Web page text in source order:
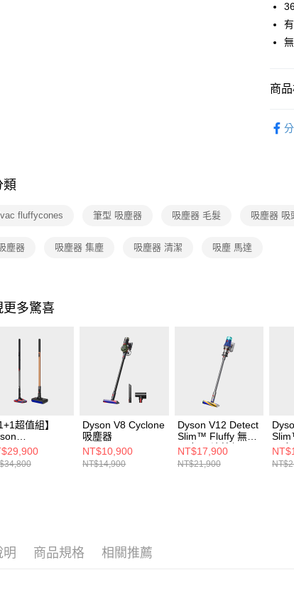
宅配
商
類
fluffycones 筆型 吸塵器 吸塵器 毛髮 吸塵器 吸
塵器 吸塵器 集塵 吸塵器 清潔 吸塵 馬達
更多驚喜
1+1超值組】
筆型
器+Dyson
Dyson V8 Cyclone
吸塵器
NT$10,900
NT$14,900
Dyson V12 Detect
Slim™ Fluffy 無線
吸塵器(滾筒組)
NT$17,900
NT$21,900
吸塵
明 商品規格 相關推薦